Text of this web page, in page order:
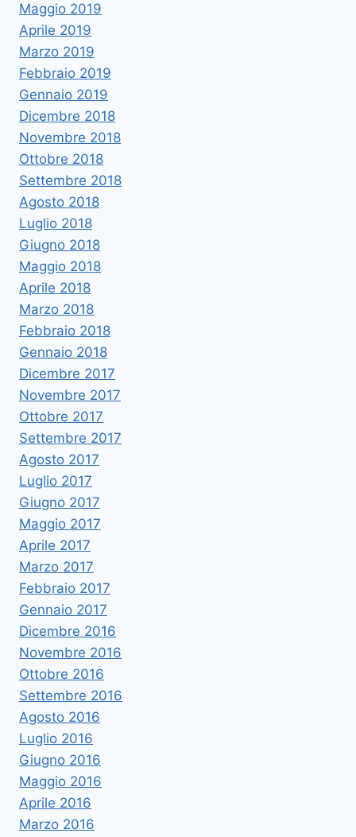
Maggio 2019
Aprile 2019
Marzo 2019
Febbraio 2019
Gennaio 2019
Dicembre 2018
Novembre 2018
Ottobre 2018
Settembre 2018
Agosto 2018
Luglio 2018
Giugno 2018
Maggio 2018
Aprile 2018
Marzo 2018
Febbraio 2018
Gennaio 2018
Dicembre 2017
Novembre 2017
Ottobre 2017
Settembre 2017
Agosto 2017
Luglio 2017
Giugno 2017
Maggio 2017
Aprile 2017
Marzo 2017
Febbraio 2017
Gennaio 2017
Dicembre 2016
Novembre 2016
Ottobre 2016
Settembre 2016
Agosto 2016
Luglio 2016
Giugno 2016
Maggio 2016
Aprile 2016
Marzo 2016